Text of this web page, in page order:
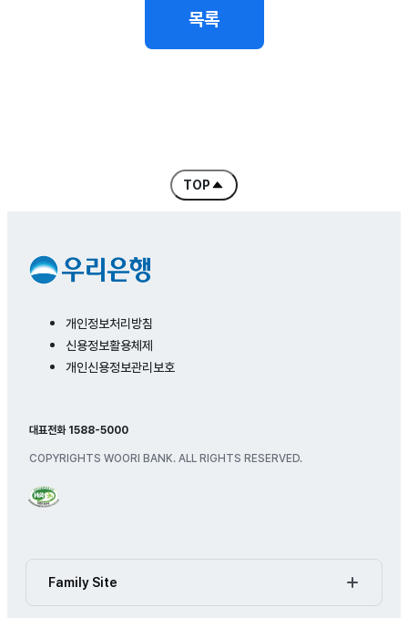
목록
TOP
콘텐츠 처음으로 바로 가기
개인정보처리방침
신용정보활용체제
개인신용정보관리보호
대표전화 1588-5000
COPYRIGHTS WOORI BANK. ALL RIGHTS RESERVED.
Family Site